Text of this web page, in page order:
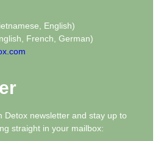
English)
French, German)
Detox newsletter and stay up to
straight in your mailbox: